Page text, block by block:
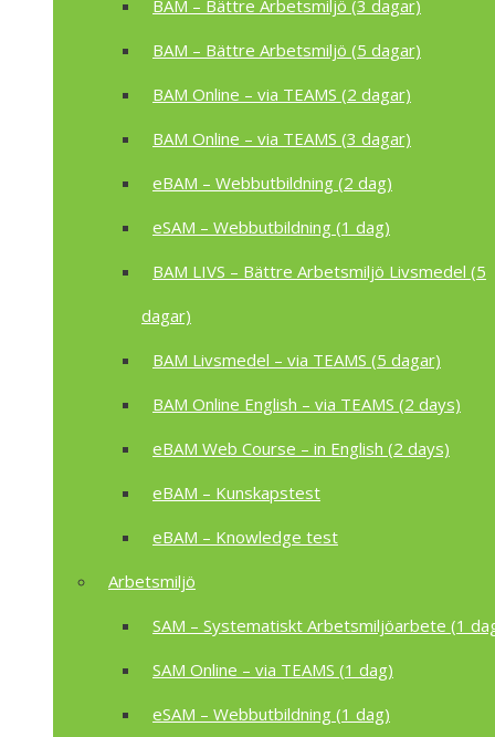
BAM – Bättre Arbetsmiljö (3 dagar)
BAM – Bättre Arbetsmiljö (5 dagar)
BAM Online – via TEAMS (2 dagar)
BAM Online – via TEAMS (3 dagar)
eBAM – Webbutbildning (2 dag)
eSAM – Webbutbildning (1 dag)
BAM LIVS – Bättre Arbetsmiljö Livsmedel (5
dagar)
BAM Livsmedel – via TEAMS (5 dagar)
BAM Online English – via TEAMS (2 days)
eBAM Web Course – in English (2 days)
eBAM – Kunskapstest
eBAM – Knowledge test
Arbetsmiljö
SAM – Systematiskt Arbetsmiljöarbete (1
SAM Online – via TEAMS (1 dag)
eSAM – Webbutbildning (1 dag)